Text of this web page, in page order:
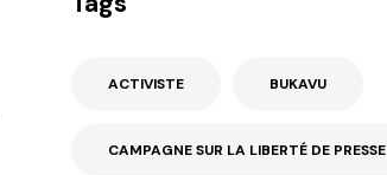
ACTIVISTE BUKAVU
CAMPAGNE SUR LA LIBERTÉ DE PRESSE